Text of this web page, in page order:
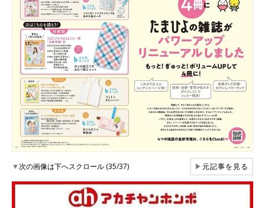
▼次の画像は下へスクロール (35/37) ▶元記事を見る